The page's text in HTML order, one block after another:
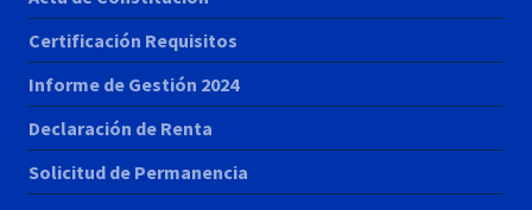
Certificación Requisitos
Informe de Gestión 2024
Declaración de Renta
Solicitud de Permanencia